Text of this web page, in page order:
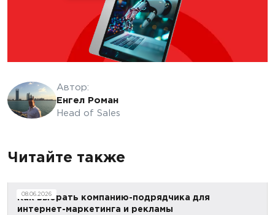
Автор:
Енгел Роман
Head of Sales
Читайте также
08.06.2026
Как выбрать компанию-подрядчика для
интернет-маркетинга и рекламы